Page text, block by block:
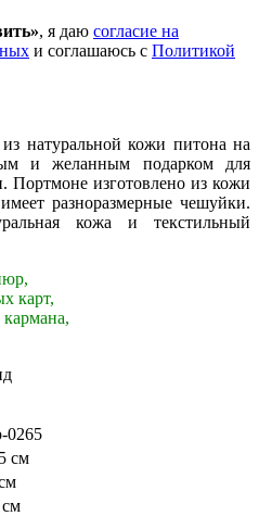
, я даю согласие на
и соглашаюсь с Политикой
натуральной кожи питона на
и желанным подарком для
Портмоне изготовлено из кожи
разноразмерные чешуйки.
кожа и текстильный
карт,
0265
см
см